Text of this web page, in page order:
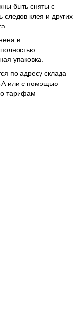
быть сняты с
следов клея и других
в
упаковка.
по адресу склада
А или с помощью
тарифам